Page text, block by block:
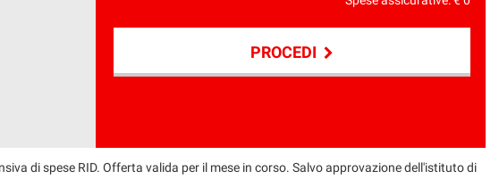
PROCEDI
di spese RID. Offerta valida per il mese in corso. Salvo approvazione dell'istituto di